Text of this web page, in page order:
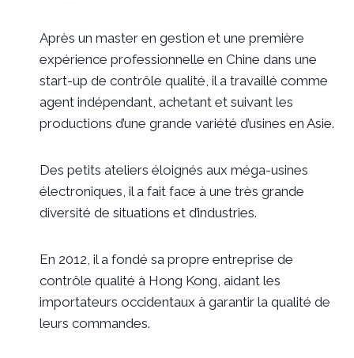
Après un master en gestion et une première
expérience professionnelle en Chine dans une
start-up de contrôle qualité, il a travaillé comme
agent indépendant, achetant et suivant les
productions d’une grande variété d’usines en Asie.
Des petits ateliers éloignés aux méga-usines
électroniques, il a fait face à une très grande
diversité de situations et d’industries.
En 2012, il a fondé sa propre entreprise de
contrôle qualité à Hong Kong, aidant les
importateurs occidentaux à garantir la qualité de
leurs commandes.